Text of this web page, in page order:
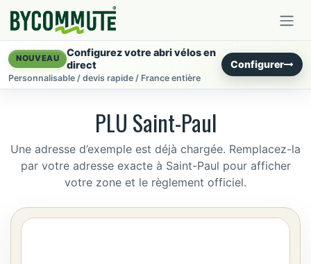
NOUVEAU
Configurez votre abri vélos en
direct
Personnalisable / devis rapide / France entière
Configurer
PLU Saint-Paul
Une adresse d’exemple est déjà chargée. Remplacez-la
par votre adresse exacte à Saint-Paul pour afficher
votre zone et le règlement officiel.